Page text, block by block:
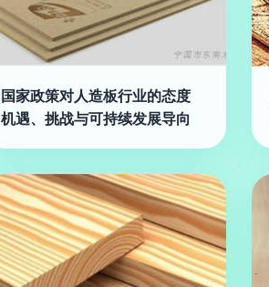
国家政策对人造板行业的态度
机遇、挑战与可持续发展导向